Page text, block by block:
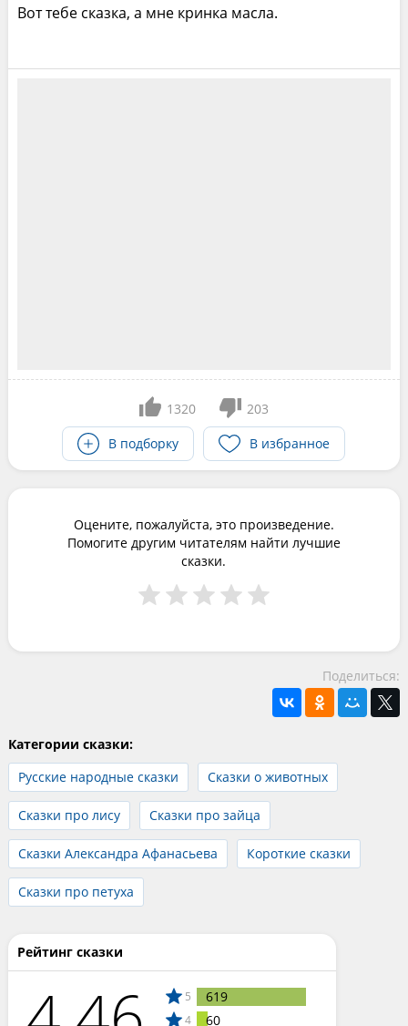
Вот тебе сказка, а мне кринка масла.
1320
203
В подборку
В избранное
Оцените, пожалуйста, это произведение.
Помогите другим читателям найти лучшие
сказки.
Поделиться:
Категории сказки:
Русские народные сказки
Сказки о животных
Сказки про лису Сказки про зайца
Сказки Александра Афанасьева Короткие сказки
Сказки про петуха
Рейтинг сказки
5 619
4 60